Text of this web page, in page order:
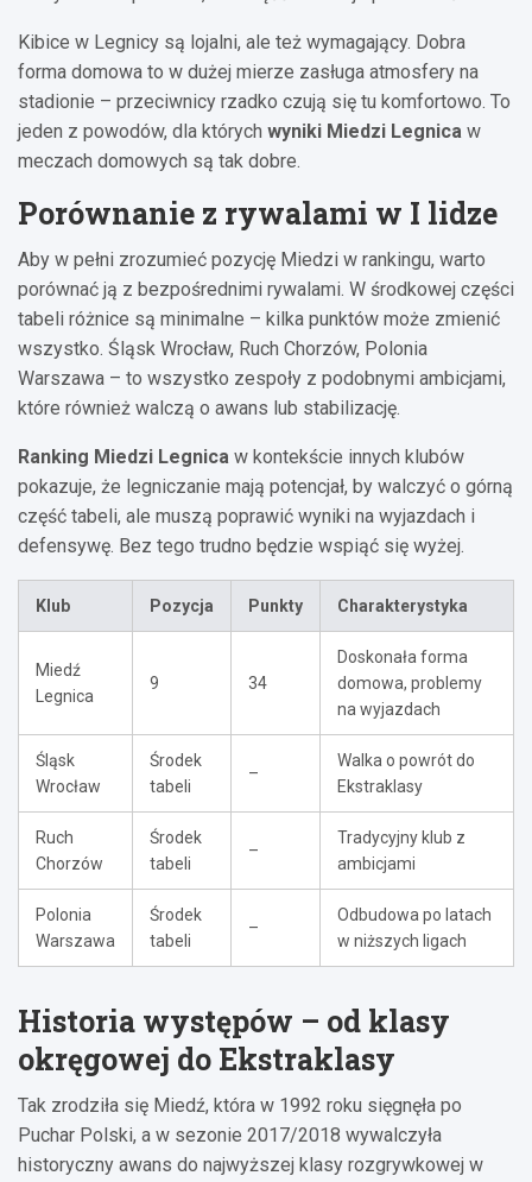
Kibice w Legnicy są lojalni, ale też wymagający. Dobra
forma domowa to w dużej mierze zasługa atmosfery na
stadionie – przeciwnicy rzadko czują się tu komfortowo. To
jeden z powodów, dla których wyniki Miedzi Legnica w
meczach domowych są tak dobre.
Porównanie z rywalami w I lidze
Aby w pełni zrozumieć pozycję Miedzi w rankingu, warto
porównać ją z bezpośrednimi rywalami. W środkowej części
tabeli różnice są minimalne – kilka punktów może zmienić
wszystko. Śląsk Wrocław, Ruch Chorzów, Polonia
Warszawa – to wszystko zespoły z podobnymi ambicjami,
które również walczą o awans lub stabilizację.
Ranking Miedzi Legnica w kontekście innych klubów
pokazuje, że legniczanie mają potencjał, by walczyć o górną
część tabeli, ale muszą poprawić wyniki na wyjazdach i
defensywę. Bez tego trudno będzie wspiąć się wyżej.
Klub Pozycja Punkty Charakterystyka
Miedź
Legnica
9 34
Doskonała forma
domowa, problemy
na wyjazdach
Śląsk
Wrocław
Środek
tabeli
–
Walka o powrót do
Ekstraklasy
Ruch
Chorzów
Środek
tabeli
–
Tradycyjny klub z
ambicjami
Polonia
Warszawa
Środek
tabeli
–
Odbudowa po latach
w niższych ligach
Historia występów – od klasy
okręgowej do Ekstraklasy
Tak zrodziła się Miedź, która w 1992 roku sięgnęła po
Puchar Polski, a w sezonie 2017/2018 wywalczyła
historyczny awans do najwyższej klasy rozgrywkowej w